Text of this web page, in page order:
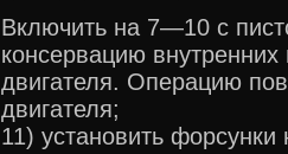
Включить на 7—10 с
консервацию
двигателя. Операцию
двигателя;
11) установить